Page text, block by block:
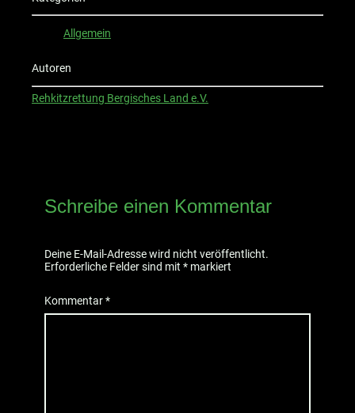
Allgemein
Autoren
Rehkitzrettung Bergisches Land e.V.
Schreibe einen Kommentar
Deine E-Mail-Adresse wird nicht veröffentlicht.
Erforderliche Felder sind mit * markiert
Kommentar*